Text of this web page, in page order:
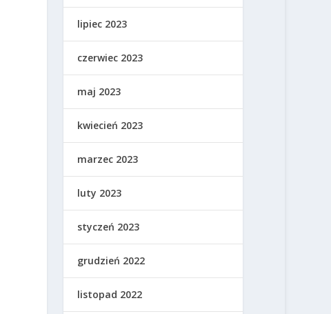
lipiec 2023
czerwiec 2023
maj 2023
kwiecień 2023
marzec 2023
luty 2023
styczeń 2023
grudzień 2022
listopad 2022